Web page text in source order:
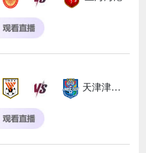
天津津门虎